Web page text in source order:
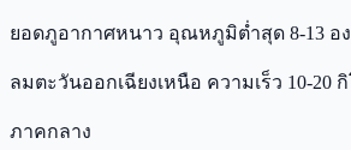
ยอดภูอากาศหนาว อุณหภูมิต่ำสุด 8-13 อง
ลมตะวันออกเฉียงเหนือ ความเร็ว 10-20
ภาคกลาง